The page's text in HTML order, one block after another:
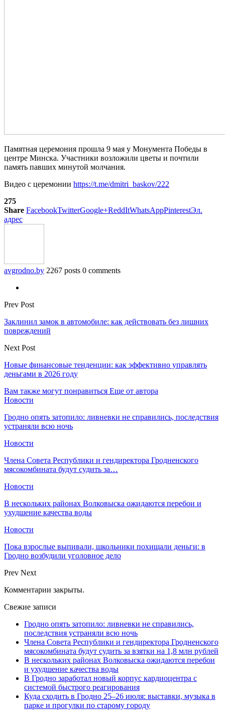
Памятная церемония прошла 9 мая у Монумента Победы в
центре Минска. Участники возложили цветы и почтили
память павших минутой молчания.
Видео с церемонии https://t.me/dmitri_baskov/222
275
Share FacebookTwitterGoogle+ReddItWhatsAppPinterestЭл.
адрес
avgrodno.by 2267 posts 0 comments
Prev Post
Заклинил замок в автомобиле: как действовать без лишних
повреждений
Next Post
Новые финансовые тенденции: как эффективно управлять
деньгами в 2026 году
Вам также могут понравиться Еще от автора
Новости
Гродно опять затопило: ливневки не справились, последствия
устраняли всю ночь
Новости
Члена Совета Республики и гендиректора Гродненского
мясокомбината будут судить за…
Новости
В нескольких районах Волковыска ожидаются перебои и
ухудшение качества воды
Новости
Пока взрослые выпивали, школьники похищали деньги: в
Гродно возбудили уголовное дело
Prev Next
Комментарии закрыты.
Свежие записи
Гродно опять затопило: ливневки не справились,
последствия устраняли всю ночь
Члена Совета Республики и гендиректора Гродненского
мясокомбината будут судить за взятки на 1,8 млн рублей
В нескольких районах Волковыска ожидаются перебои
и ухудшение качества воды
В Гродно заработал новый корпус кардиоцентра с
системой быстрого реагирования
Куда сходить в Гродно 25–26 июля: выставки, музыка в
парке и прогулки по старому городу